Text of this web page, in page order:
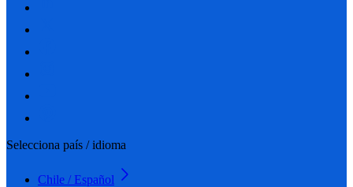
Selecciona país / idioma
Chile / Español